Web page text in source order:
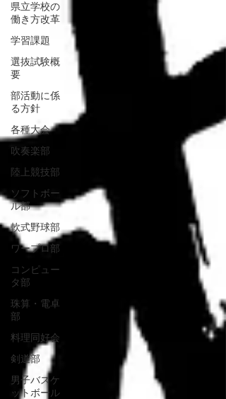
県立学校の
働き方改革
学習課題
選抜試験概
要
部活動に係
る方針
各種大会
吹奏楽部
陸上競技部
ソフトボー
ル部
軟式野球部
ワープロ部
コンピュー
タ部
珠算・電卓
部
料理同好会
剣道部
男子バスケ
ットボール